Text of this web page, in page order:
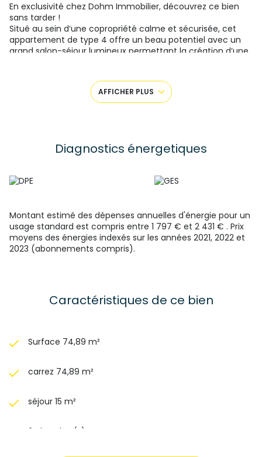
En exclusivité chez Dohm Immobilier, découvrez ce bien
sans tarder !
Situé au sein d’une copropriété calme et sécurisée, cet
appartement de type 4 offre un beau potentiel avec un
grand salon-séjour lumineux permettant la création d’une
cellier, de deux chambres, d’une salle d’eau ainsi que d’un
Vous apprécierez également ses deux balcons, parfaits
un investissement.
quote part estimé a 112,33 Euros par mois. Aucune
procédure en cours, menée sur le fondement des articles
Pour plus d’informations ou organiser une visite, contactez
Clara Verot au O7.82.9O.73.O4
AFFICHER PLUS
Diagnostics énergetiques
Montant estimé des dépenses annuelles d'énergie pour un
usage standard est compris entre 1 797 € et 2 431 € . Prix
moyens des énergies indexés sur les années 2021, 2022 et
2023 (abonnements compris).
Caractéristiques de ce bien
Surface 74,89 m²
carrez 74,89 m²
séjour 15 m²
2 chambre(s)